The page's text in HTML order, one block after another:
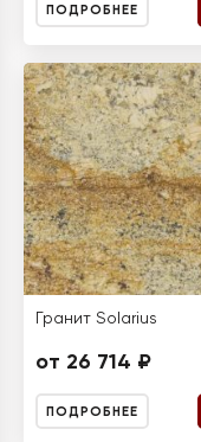
ПОДРОБНЕЕ
Гранит Solarius
от 26 714 ₽
ПОДРОБНЕЕ